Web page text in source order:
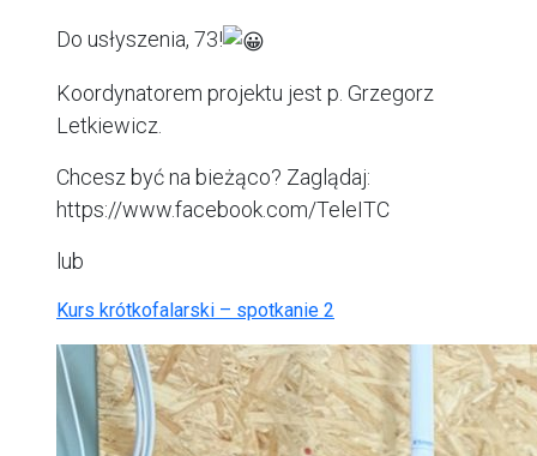
Do usłyszenia, 73!
Koordynatorem projektu jest p. Grzegorz
Letkiewicz.
Chcesz być na bieżąco? Zaglądaj:
https://www.facebook.com/TeleITC
lub
Kurs krótkofalarski – spotkanie 2